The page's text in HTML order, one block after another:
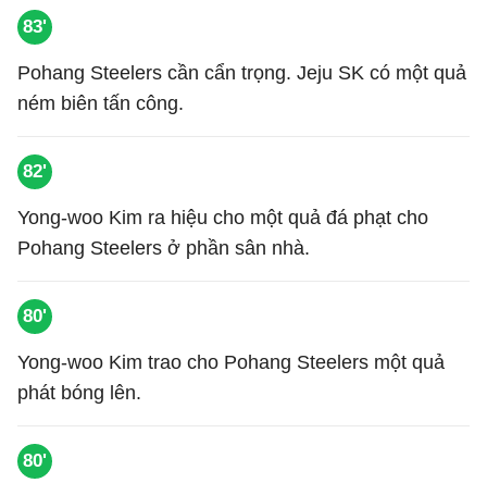
83'
Pohang Steelers cần cẩn trọng. Jeju SK có một quả
ném biên tấn công.
82'
Yong-woo Kim ra hiệu cho một quả đá phạt cho
Pohang Steelers ở phần sân nhà.
80'
Yong-woo Kim trao cho Pohang Steelers một quả
phát bóng lên.
80'